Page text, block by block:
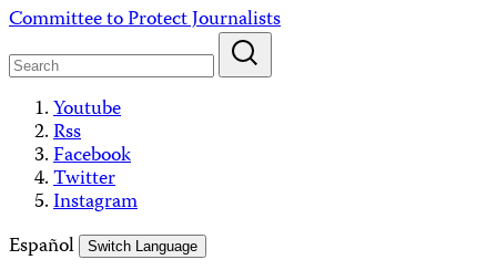
Skip
content
Committee to Protect Journalists
Youtube
Rss
Facebook
Twitter
Instagram
Español
Switch Language